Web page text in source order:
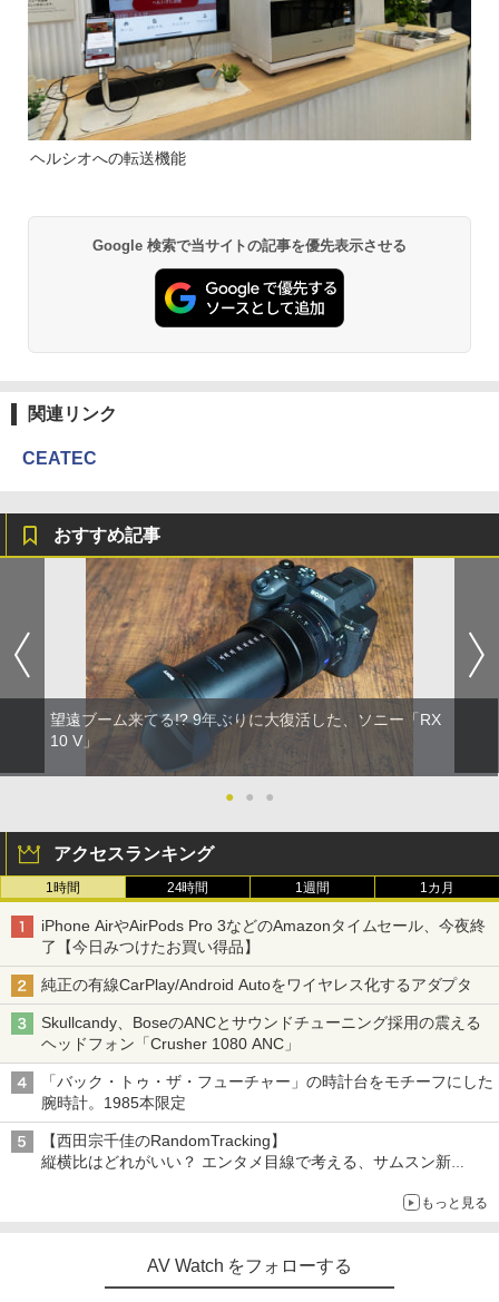
ヘルシオへの転送機能
Google 検索で当サイトの記事を優先表示させる
関連リンク
CEATEC
おすすめ記事
望遠ブーム来てる!? 9年ぶりに大復活した、ソニー「RX
10 V」
● ● ●
アクセスランキング
1時間 24時間 1週間 1カ月
iPhone AirやAirPods Pro 3などのAmazonタイムセール、今夜終
了【今日みつけたお買い得品】
純正の有線CarPlay/Android Autoをワイヤレス化するアダプタ
Skullcandy、BoseのANCとサウンドチューニング採用の震える
ヘッドフォン「Crusher 1080 ANC」
「バック・トゥ・ザ・フューチャー」の時計台をモチーフにした
腕時計。1985本限定
【西田宗千佳のRandomTracking】
縦横比はどれがいい？ エンタメ目線で考える、サムスン新
もっと見る
AV Watch をフォローする